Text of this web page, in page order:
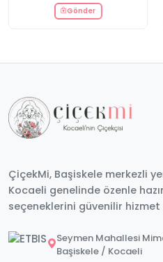
Gönder
ÇiçekMi, Başiskele merkezli
Kocaeli genelinde özenle
seçeneklerini güvenilir hizmet
Seymen Mahallesi
Başiskele / Kocaeli